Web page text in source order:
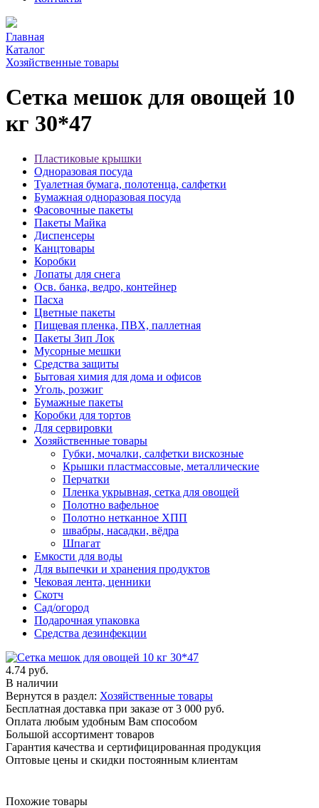
Главная
Каталог
Хозяйственные товары
Сетка мешок для овощей 10
кг 30*47
Пластиковые крышки
Одноразовая посуда
Туалетная бумага, полотенца, салфетки
Бумажная одноразовая посуда
Фасовочные пакеты
Пакеты Майка
Диспенсеры
Канцтовары
Коробки
Лопаты для снега
Осв. банка, ведро, контейнер
Пасха
Цветные пакеты
Пищевая пленка, ПВХ, паллетная
Пакеты Зип Лок
Мусорные мешки
Средства защиты
Бытовая химия для дома и офисов
Уголь, розжиг
Бумажные пакеты
Коробки для тортов
Для сервировки
Хозяйственные товары
Губки, мочалки, салфетки вискозные
Крышки пластмассовые, металлические
Перчатки
Пленка укрывная, сетка для овощей
Полотно вафельное
Полотно нетканное ХПП
швабры, насадки, вёдра
Шпагат
Емкости для воды
Для выпечки и хранения продуктов
Чековая лента, ценники
Скотч
Сад/огород
Подарочная упаковка
Средства дезинфекции
4.74 руб.
В наличии
Вернутся в раздел: Хозяйственные товары
Бесплатная доставка при заказе от 3 000 руб.
Оплата любым удобным Вам способом
Большой ассортимент товаров
Гарантия качества и сертифицированная продукция
Оптовые цены и скидки постоянным клиентам
Похожие товары